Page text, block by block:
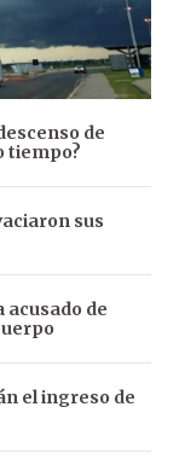
de
tiempo?
sus
acusado de
el ingreso de